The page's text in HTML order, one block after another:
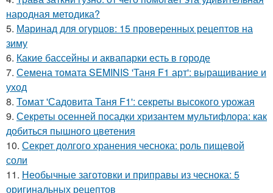
народная методика?
5. Маринад для огурцов: 15 проверенных рецептов на
зиму
6. Какие бассейны и аквапарки есть в городе
7. Семена томата SEMINIS 'Таня F1 арт': выращивание и
уход
8. Томат 'Садовита Таня F1': секреты высокого урожая
9. Секреты осенней посадки хризантем мультифлора: как
добиться пышного цветения
10. Секрет долгого хранения чеснока: роль пищевой
соли
11. Необычные заготовки и приправы из чеснока: 5
оригинальных рецептов